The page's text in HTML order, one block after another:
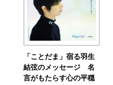
「ことだま」宿る羽生
結弦のメッセージ 名
言がもたらす心の平穏